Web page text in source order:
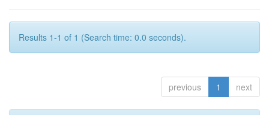
Results 1-1 of 1 (Search time: 0.0 seconds).
previous 1 next